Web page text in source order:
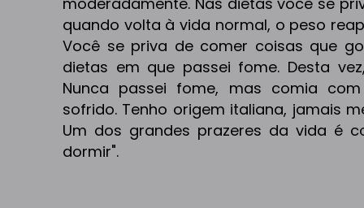
quando volta à vida normal, o peso
Você se priva de comer coisas que
dietas em que passei fome. Desta
Nunca passei fome, mas comia
sofrido. Tenho origem italiana, jamais
Um dos grandes prazeres da vida é
dormir".